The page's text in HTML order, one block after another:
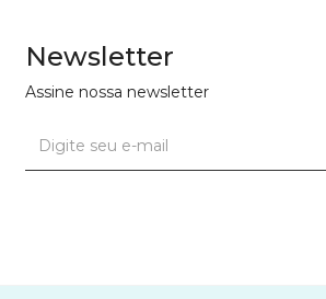
Newsletter
Assine nossa newsletter